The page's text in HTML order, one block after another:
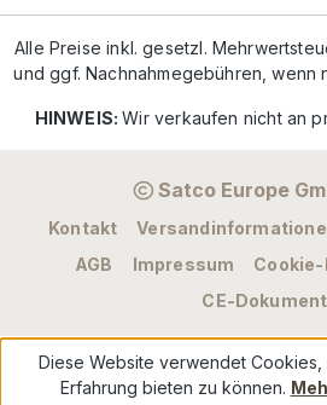
Alle Preise inkl. gesetzl.
und ggf. Nachnahmegebühren, wenn
HINWEIS:Wir verkaufen nicht an
Satco Europe
Kontakt
AGB
Impressum
CE-
Diese Website verwendet Cookies,
Erfahrung bieten zu können.